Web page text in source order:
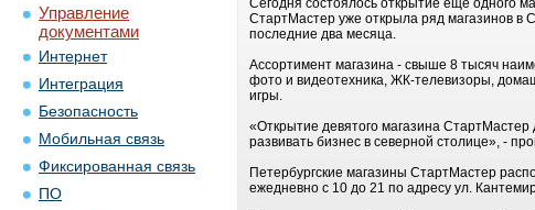
Управление
документами
Интернет
Интеграция
Безопасность
Мобильная связь
Фиксированная связь
ПО
Сегодня состоялось открытие еще одного
СтартМастер уже открыла ряд магазинов в
последние два месяца.
Ассортимент магазина - свыше 8 тысяч
фото и видеотехника, ЖК-телевизоры,
игры.
«Открытие девятого магазина
развивать бизнес в северной столице», -
Петербургские магазины СтартМастер
ежедневно с 10 до 21 по адресу ул.